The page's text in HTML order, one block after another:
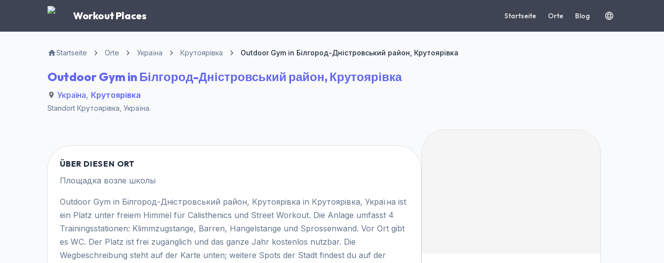
Workout Places Startseite Orte Blog
Startseite Orte Україна Крутоярівка Outdoor Gym in Білгород-Дністровський район, Крутоярівка
Outdoor Gym in Білгород-Дністровський район, Крутоярівка
Україна, Крутоярівка
Standort Крутоярівка Україна.
ÜBER DIESEN ORT
Площадка возле школы
Outdoor Gym in Білгород-Дністровський район, Крутоярівка in Крутоярівка, Україна ist
ein Platz unter freiem Himmel für Calisthenics und Street Workout. Die Anlage umfasst 4
Trainingsstationen: Klimmzugstange, Barren, Hangelstange und Sprossenwand. Vor Ort gibt
es WC. Der Platz ist frei zugänglich und das ganze Jahr kostenlos nutzbar. Die
Wegbeschreibung steht auf der Karte unten; weitere Spots der Stadt findest du auf der